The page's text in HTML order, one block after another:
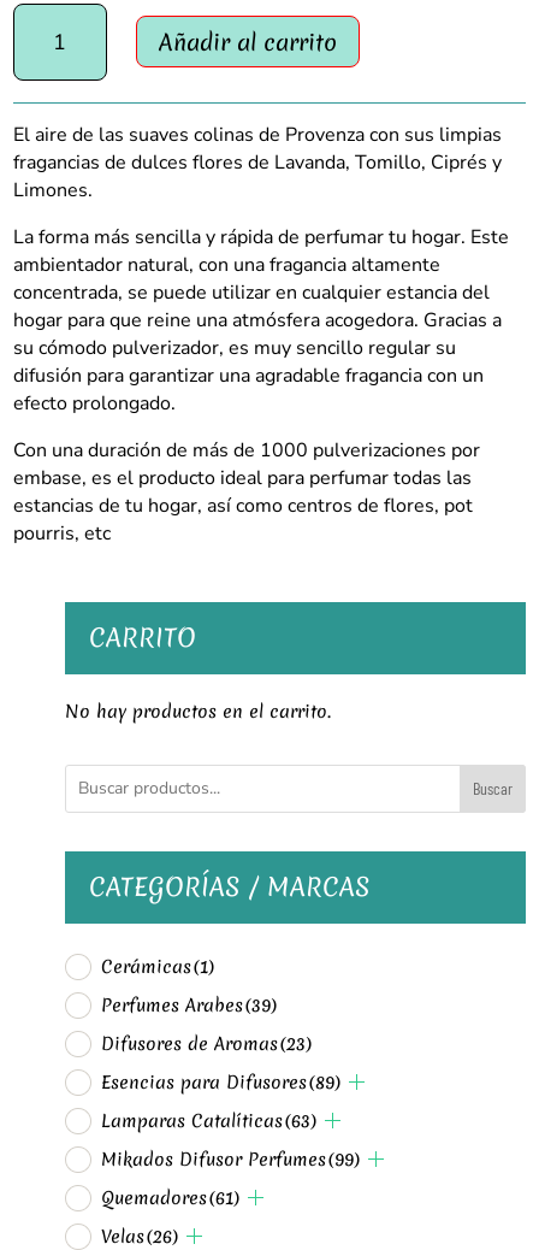
Soleil
Provence
-
Ambientador
en
Spray
cantidad
Añadir al carrito
El aire de las suaves colinas de Provenza con sus limpias
fragancias de dulces flores de Lavanda, Tomillo, Ciprés y
Limones.
La forma más sencilla y rápida de perfumar tu hogar. Este
ambientador natural, con una fragancia altamente
concentrada, se puede utilizar en cualquier estancia del
hogar para que reine una atmósfera acogedora. Gracias a
su cómodo pulverizador, es muy sencillo regular su
difusión para garantizar una agradable fragancia con un
efecto prolongado.
Con una duración de más de 1000 pulverizaciones por
embase, es el producto ideal para perfumar todas las
estancias de tu hogar, así como centros de flores, pot
pourris, etc
CARRITO
No hay productos en el carrito.
Buscar
CATEGORÍAS / MARCAS
Cerámicas(1)
Perfumes Arabes(39)
Difusores de Aromas(23)
Esencias para Difusores(89)
Lamparas Catalíticas(63)
Mikados Difusor Perfumes(99)
Quemadores(61)
Velas(26)